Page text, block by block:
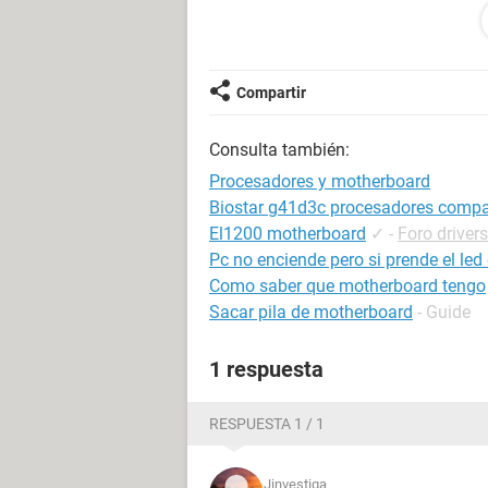
conocimientos que yo en el tema
mi bios anterior era BIOS Version
Mensaje de BIOS Award M52L-S3P
ya se encuentra apta para que
falta otra actualización o algo? no
gracias de antemano
Compartir
Consulta también:
Procesadores y motherboard
Biostar g41d3c procesadores
El1200 motherboard ✓ - Foro drivers
Pc no enciende pero si prende el
Como saber que motherboard tengo
Sacar pila de motherboard - Guide
1 respuesta
RESPUESTA 1 / 1
Jinvestiga